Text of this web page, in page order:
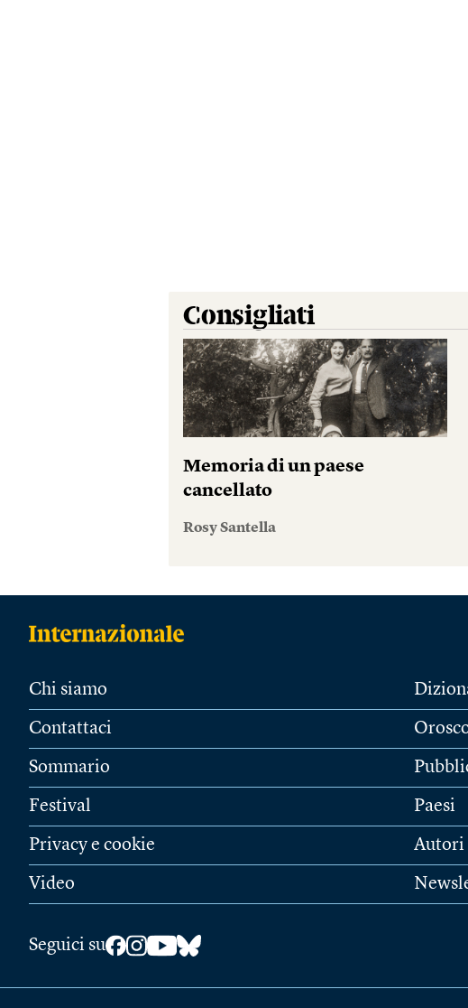
Consigliati
Memoria di un paese
cancellato
Rosy Santella
Chi siamo
Contattaci
Sommario
Festival
Privacy e cookie
Video
Paesi
Autori
Seguici su